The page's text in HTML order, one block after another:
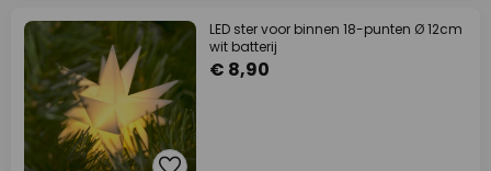
LED ster voor binnen 18-punten Ø 12cm
wit batterij
€ 8,90